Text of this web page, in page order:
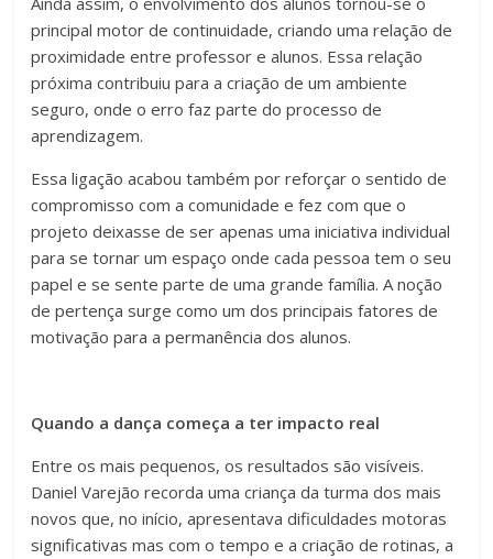
principal motor de continuidade, criando uma relação de
proximidade entre professor e alunos. Essa relação
próxima contribuiu para a criação de um ambiente
seguro, onde o erro faz parte do processo de
aprendizagem.
Essa ligação acabou também por reforçar o sentido de
compromisso com a comunidade e fez com que o
projeto deixasse de ser apenas uma iniciativa individual
para se tornar um espaço onde cada pessoa tem o seu
papel e se sente parte de uma grande família. A noção
de pertença surge como um dos principais fatores de
motivação para a permanência dos alunos.
Quando a dança começa a ter impacto real
Entre os mais pequenos, os resultados são visíveis.
Daniel Varejão recorda uma criança da turma dos mais
novos que, no início, apresentava dificuldades motoras
significativas mas com o tempo e a criação de rotinas, a